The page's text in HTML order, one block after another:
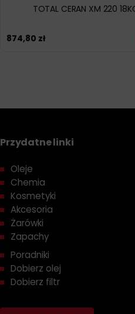
TOTAL CERAN XM 220
874,80 zł
Przydatne linki
Oleje
Chemia
Kosmetyki
Akcesoria
Żarówki
Zapachy
Poradniki
Dobierz olej
Dobierz filtr